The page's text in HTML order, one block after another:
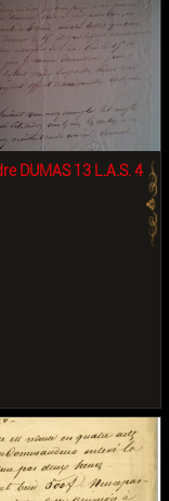
DUMAS 13 L.A.S. 4